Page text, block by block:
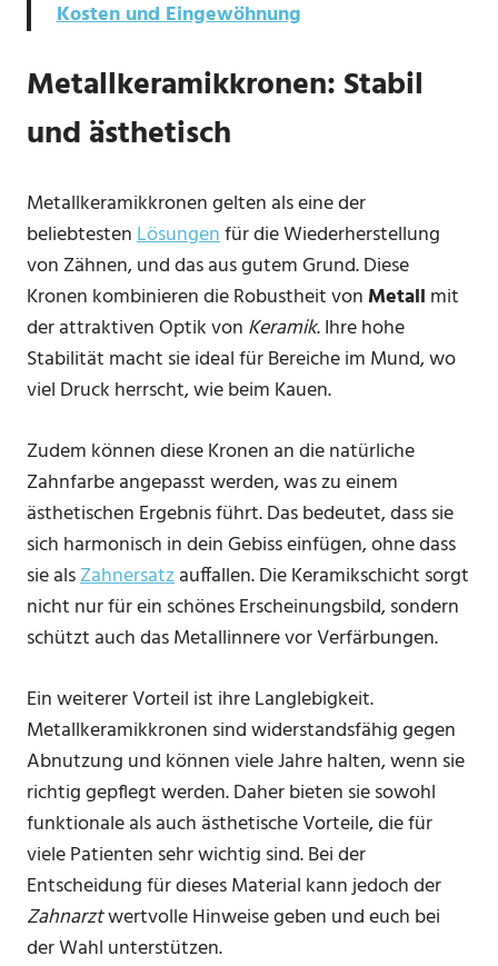
Kosten und Eingewöhnung
Metallkeramikkronen: Stabil
und ästhetisch
Metallkeramikkronen gelten als eine der
beliebtestenLösungenfür die Wiederherstellung
von Zähnen, und das aus gutem Grund. Diese
Kronen kombinieren die Robustheit von Metall mit
der attraktiven Optik von Keramik. Ihre hohe
Stabilität macht sie ideal für Bereiche im Mund, wo
viel Druck herrscht, wie beim Kauen.
Zudem können diese Kronen an die natürliche
Zahnfarbe angepasst werden, was zu einem
ästhetischen Ergebnis führt. Das bedeutet, dass sie
sich harmonisch in dein Gebiss einfügen, ohne dass
sie alsZahnersatzauffallen. Die Keramikschicht sorgt
nicht nur für ein schönes Erscheinungsbild, sondern
schützt auch das Metallinnere vor Verfärbungen.
Ein weiterer Vorteil ist ihre Langlebigkeit.
Metallkeramikkronen sind widerstandsfähig gegen
Abnutzung und können viele Jahre halten, wenn sie
richtig gepflegt werden. Daher bieten sie sowohl
funktionale als auch ästhetische Vorteile, die für
viele Patienten sehr wichtig sind. Bei der
Entscheidung für dieses Material kann jedoch der
Zahnarztwertvolle Hinweise geben und euch bei
der Wahl unterstützen.